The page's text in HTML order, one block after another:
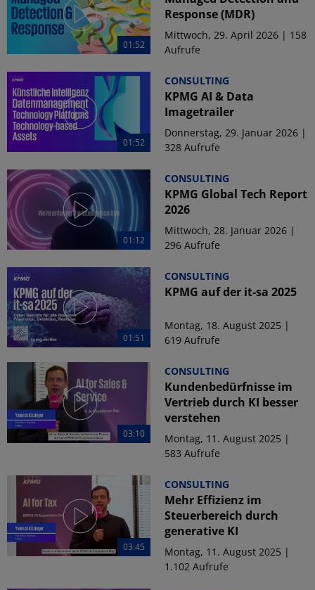
01:52
Response (MDR)
Mittwoch, 29. April 2026 | 158
Aufrufe
01:52
CONSULTING
KPMG AI & Data
Imagetrailer
Donnerstag, 29. Januar 2026 |
328 Aufrufe
01:12
CONSULTING
KPMG Global Tech Report
2026
Mittwoch, 28. Januar 2026 |
296 Aufrufe
01:51
CONSULTING
KPMG auf der it-sa 2025
Montag, 18. August 2025 |
619 Aufrufe
03:10
CONSULTING
Kundenbedürfnisse im
Vertrieb durch KI besser
verstehen
Montag, 11. August 2025 |
583 Aufrufe
03:45
CONSULTING
Mehr Effizienz im
Steuerbereich durch
generative KI
Montag, 11. August 2025 |
1.102 Aufrufe